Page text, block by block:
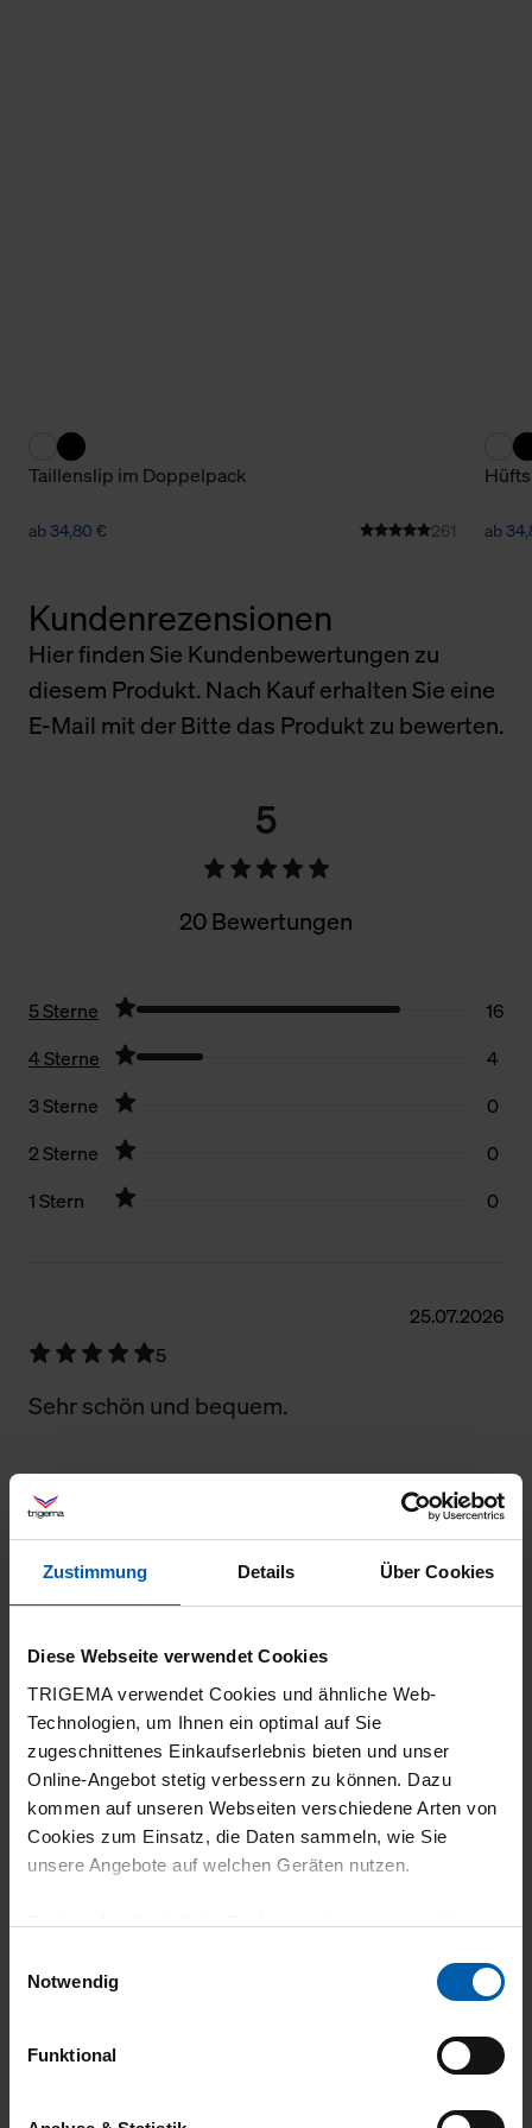
Zustimmung Details Über Cookies
Diese Webseite verwendet Cookies
TRIGEMA verwendet Cookies und ähnliche Web-
Technologien, um Ihnen ein optimal auf Sie
zugeschnittenes Einkaufserlebnis bieten und unser
Online-Angebot stetig verbessern zu können. Dazu
kommen auf unseren Webseiten verschiedene Arten von
Cookies zum Einsatz, die Daten sammeln, wie Sie
unsere Angebote auf welchen Geräten nutzen.
Technisch erforderliche Cookies sind eine notwendige
grundlegende Funktionen wie etwa zur Auswahl und
gewährleisten.
Für die Darstellung personalisierter Angebote, Anzeigen
Notwendig
Funktional
Taillenslip im Doppelpack
ab 34,80 € 261 ab
Kundenrezensionen
Hier finden Sie Kundenbewertungen zu
diesem Produkt. Nach Kauf erhalten Sie eine
E-Mail mit der Bitte das Produkt zu bewerten.
5
20 Bewertungen
5 Sterne
16
4 Sterne
4
3 Sterne
0
2 Sterne
0
1 Stern
0
25.07.2026
5
Sehr schön und bequem.
18.07.2026
Passform
09.07.2026
4
Produkt very ok.Hatte auf mehr
27.06.2026